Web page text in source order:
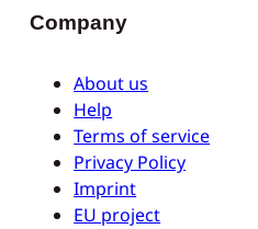
Company
About us
Help
Terms of service
Privacy Policy
Imprint
EU project